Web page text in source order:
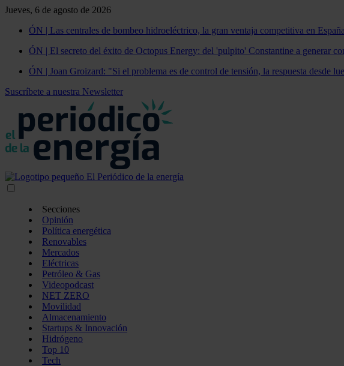
Jueves, 6 de agosto de 2026
ÓN | Las centrales de bombeo hidroeléctrico, la gran ventaja competitiva en
ÓN | El secreto del éxito de Octopus Energy: del 'pulpito' Constantine a generar
ÓN | Joan Groizard: "Si el problema es de control de tensión, la respuesta desde
Suscríbete a nuestra Newsletter
Secciones
Opinión
Política energética
Renovables
Mercados
Eléctricas
Petróleo & Gas
Videopodcast
NET ZERO
Movilidad
Almacenamiento
Startups & Innovación
Hidrógeno
Top 10
Tech